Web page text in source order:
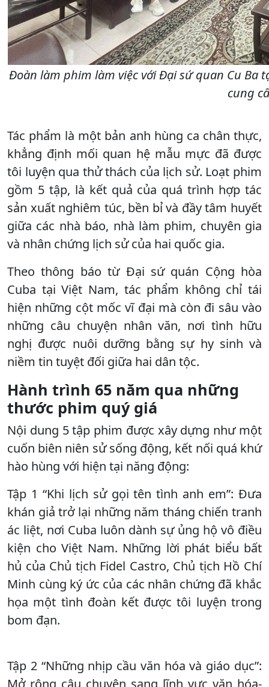
Đoàn làm phim làm việc với Đại sứ quan Cu Ba
cung
Tác phẩm là một bản anh hùng ca chân thực,
khẳng định mối quan hệ mẫu mực đã được
tôi luyện qua thử thách của lịch sử. Loạt phim
gồm 5 tập, là kết quả của quá trình hợp tác
sản xuất nghiêm túc, bền bỉ và đầy tâm huyết
giữa các nhà báo, nhà làm phim, chuyên gia
và nhân chứng lịch sử của hai quốc gia.
Theo thông báo từ Đại sứ quán Cộng hòa
Cuba tại Việt Nam, tác phẩm không chỉ tái
hiện những cột mốc vĩ đại mà còn đi sâu vào
những câu chuyện nhân văn, nơi tình hữu
nghị được nuôi dưỡng bằng sự hy sinh và
niềm tin tuyệt đối giữa hai dân tộc.
Hành trình 65 năm qua những
thước phim quý giá
Nội dung 5 tập phim được xây dựng như một
cuốn biên niên sử sống động, kết nối quá khứ
hào hùng với hiện tại năng động:
Tập 1 “Khi lịch sử gọi tên tình anh em”: Đưa
khán giả trở lại những năm tháng chiến tranh
ác liệt, nơi Cuba luôn dành sự ủng hộ vô điều
kiện cho Việt Nam. Những lời phát biểu bất
hủ của Chủ tịch Fidel Castro, Chủ tịch Hồ Chí
Minh cùng ký ức của các nhân chứng đã khắc
họa một tình đoàn kết được tôi luyện trong
bom đạn.
Tập 2 “Những nhịp cầu văn hóa và giáo dục”:
Mở rộng câu chuyện sang lĩnh vực văn hóa-